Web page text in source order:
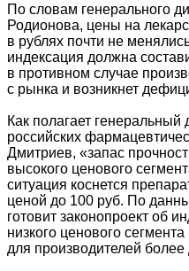
По словам генерального
Родионова, цены на
в рублях почти не
индексация должна
в противном случае
с рынка и возникнет
Как полагает генеральный
российских
Дмитриев, «запас
высокого ценового
ситуация коснется
ценой до 100 руб. По
готовит законопроект об
низкого ценового
для производителей более